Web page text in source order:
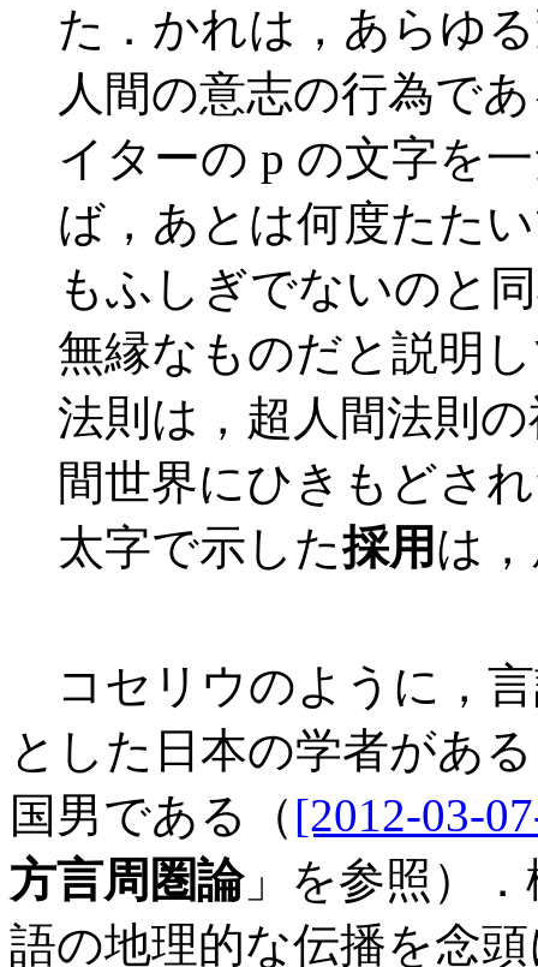
た．かれは，あらゆ
人間の意志の行為で
イターの p の文字を
ば，あとは何度たた
もふしぎでないのと
無縁なものだと説明
法則は，超人間法則
間世界にひきもどさ
太字で示した採用 は
コセリウのように，
とした日本の学者があ
国男である（[2012-03-
方言周圏論」を参照）
語の地理的な伝播を念